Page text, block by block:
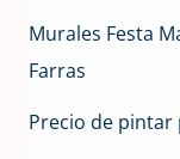
Murales Festa
Farras
Precio de pintar